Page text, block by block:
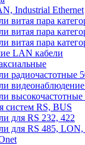
Industrial Ethernet
витая пара
витая пара
витая пара
LAN кабели
радиочастотные
систем RS, BUS
для RS 232, 422
для RS 485,